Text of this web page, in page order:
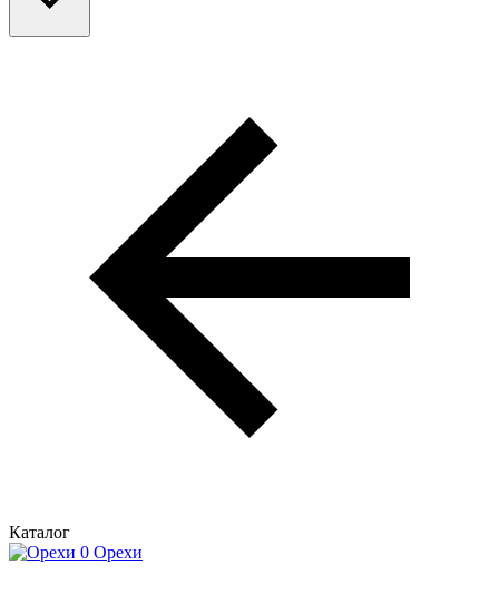
Каталог
Орехи